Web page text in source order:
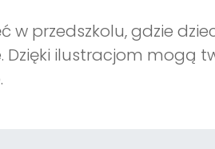
w przedszkolu, gdzie
ilustracjom mogą